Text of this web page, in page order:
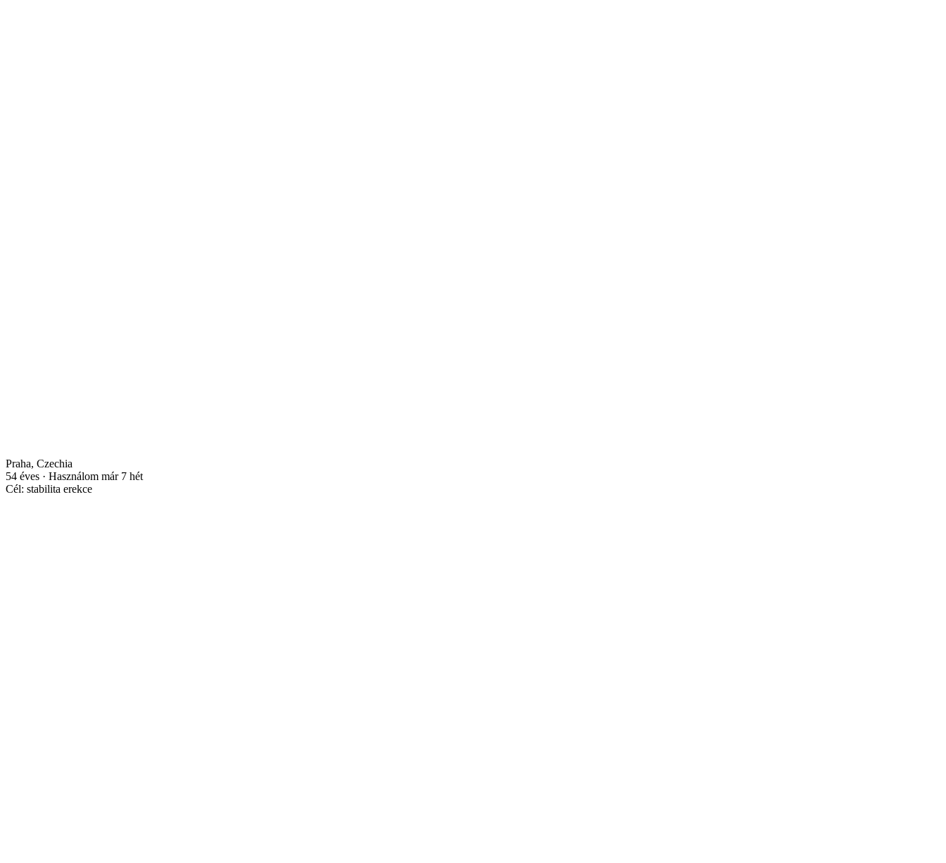
Praha, Czechia
54 éves · Használom már 7 hét
Cél: stabilita erekce